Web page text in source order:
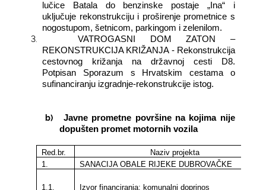
lučice Batala do benzinske postaje „Ina“ i
uključuje rekonstrukciju i proširenje prometnice s
nogostupom, šetnicom, parkingom i zelenilom.
3.
VATROGASNI DOM ZATON –
REKONSTRUKCIJA KRIŽANJA - Rekonstrukcija
cestovnog križanja na državnoj cesti D8.
Potpisan Sporazum s Hrvatskim cestama o
sufinanciranju izgradnje-rekonstrukcije istog.
b)
Javne prometne površine na kojima nije
dopušten promet motornih vozila
Red.br.
Naziv projekta
1.
SANACIJA OBALE RIJEKE DUBROVAČKE
1.1. Izvor financiranja: komunalni doprinos